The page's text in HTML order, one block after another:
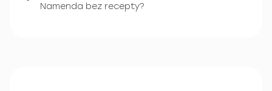
Namenda bez recepty?